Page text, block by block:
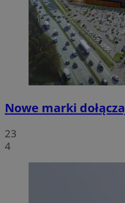
Nowe marki
23
4